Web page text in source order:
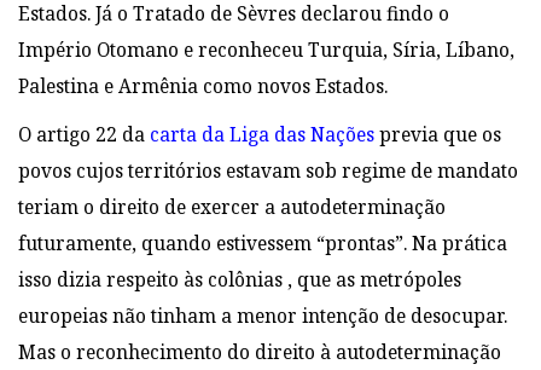
Estados. Já o Tratado de Sèvres declarou findo o
Império Otomano e reconheceu Turquia, Síria, Líbano,
Palestina e Armênia como novos Estados.
O artigo 22 da carta da Liga das Naçõesprevia que os
povos cujos territórios estavam sob regime de mandato
teriam o direito de exercer a autodeterminação
futuramente, quando estivessem “prontas”. Na prática
isso dizia respeito às colônias , que as metrópoles
europeias não tinham a menor intenção de desocupar.
Mas o reconhecimento do direito à autodeterminação